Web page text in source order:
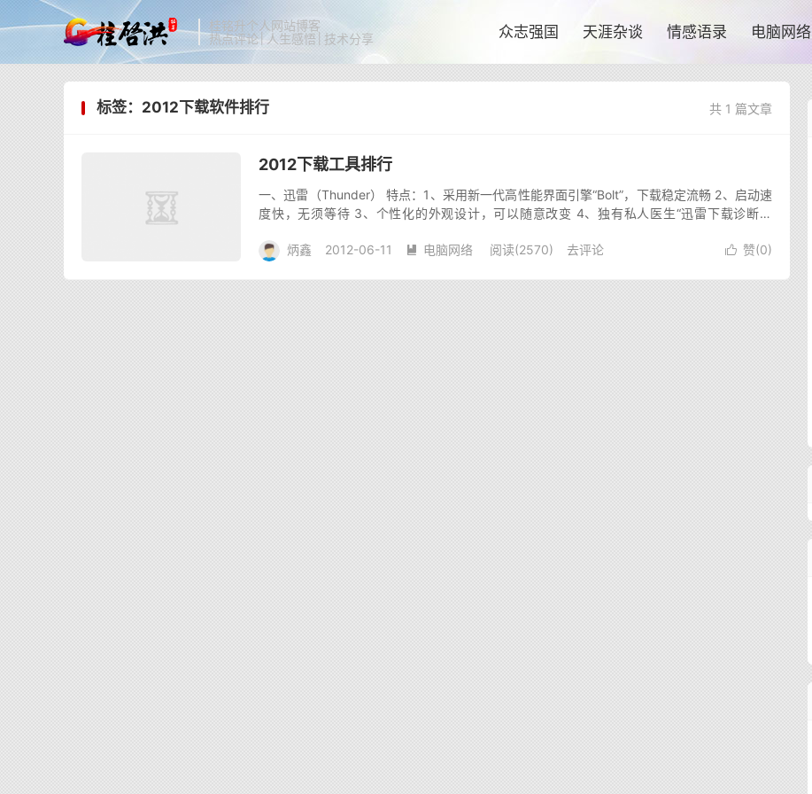
桂铭升个人网站博客
热点评论│人生感悟│技术分享
众志强国 天涯杂谈 情感语录 电脑网络
共 1 篇文章
标签：2012下载软件排行
2012下载工具排行
一、迅雷（Thunder） 特点：1、采用新一代高性能界面引擎“Bolt”，下载稳定流畅 2、启动速
度快，无须等待 3、个性化的外观设计，可以随意改变 4、独有私人医生“迅雷下载诊断工
 赞(0)
炳鑫 2012-06-11  电脑网络 阅读(2570) 去评论